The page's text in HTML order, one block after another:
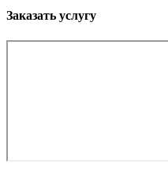
Заказать услугу